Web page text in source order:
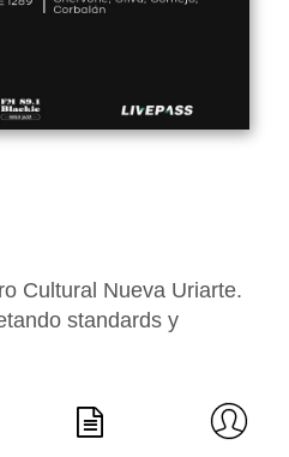
Cultural Nueva Uriarte.
standards y